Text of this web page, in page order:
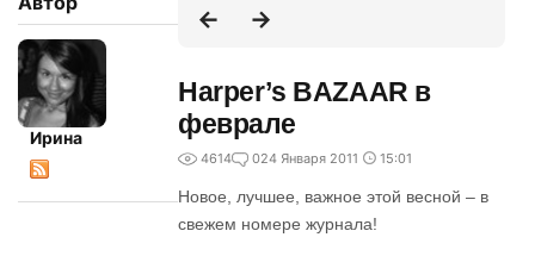
Ирина
Harper’s BAZAAR в
феврале
4614 024 Января 2011 15:01
Новое, лучшее, важное этой весной – в
свежем номере журнала!